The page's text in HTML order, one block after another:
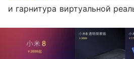
и гарнитура виртуальной